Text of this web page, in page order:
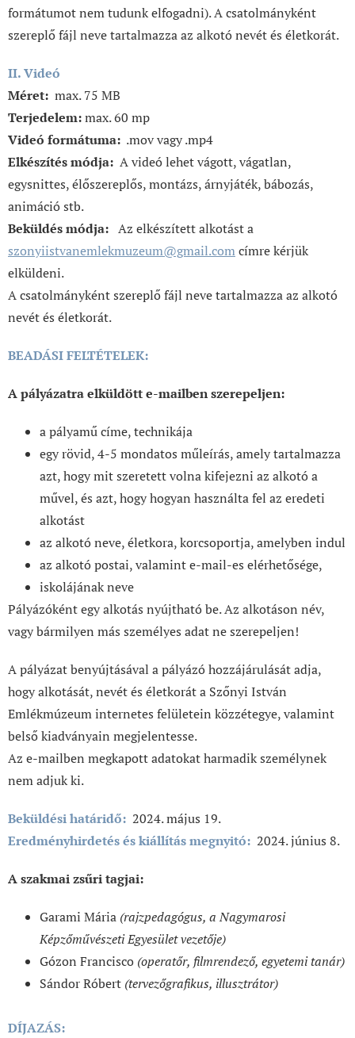
formátumot nem tudunk elfogadni). A csatolmányként
szereplő fájl neve tartalmazza az alkotó nevét és életkorát.
II. Videó
Méret: max. 75 MB
Terjedelem:max. 60 mp
Videó formátuma: .mov vagy .mp4
Elkészítés módja: A videó lehet vágott, vágatlan,
egysnittes, élőszereplős, montázs, árnyjáték, bábozás,
animáció stb.
Beküldés módja: Az elkészített alkotást a
szonyiistvanemlekmuzeum@gmail.comcímre kérjük
elküldeni.
A csatolmányként szereplő fájl neve tartalmazza az alkotó
nevét és életkorát.
BEADÁSI FELTÉTELEK:
A pályázatra elküldött e-mailben szerepeljen:
a pályamű címe, technikája
egy rövid, 4-5 mondatos műleírás, amely tartalmazza
azt, hogy mit szeretett volna kifejezni az alkotó a
művel, és azt, hogy hogyan használta fel az eredeti
alkotást
az alkotó neve, életkora, korcsoportja, amelyben indul
az alkotó postai, valamint e-mail-es elérhetősége,
iskolájának neve
Pályázóként egy alkotás nyújtható be. Az alkotáson név,
vagy bármilyen más személyes adat ne szerepeljen!
A pályázat benyújtásával a pályázó hozzájárulását adja,
hogy alkotását, nevét és életkorát a Szőnyi István
Emlékmúzeum internetes felületein közzétegye, valamint
belső kiadványain megjelentesse.
Az e-mailben megkapott adatokat harmadik személynek
nem adjuk ki.
Beküldési határidő: 2024. május 19.
Eredményhirdetés és kiállítás megnyitó: 2024. június 8.
A szakmai zsűri tagjai:
Garami Mária (rajzpedagógus, a Nagymarosi
Képzőművészeti Egyesület vezetője)
Gózon Francisco (operatőr, filmrendező, egyetemi tanár)
Sándor Róbert (tervezőgrafikus, illusztrátor)
DÍJAZÁS: